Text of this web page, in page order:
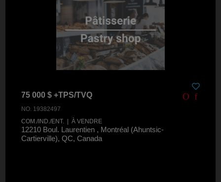
75 000 $ +TPS/TVQ
NO. 19382497
COM./IND./ENT. | À VENDRE
12210 Boul. Laurentien , Montréal (Ahuntsic-
Cartierville), QC, Canada